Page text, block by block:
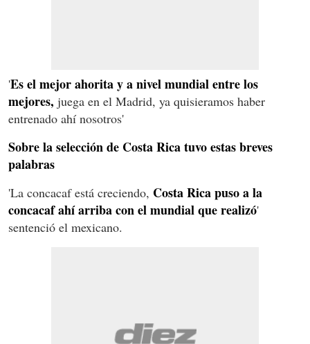
'Es el mejor ahorita y a nivel mundial entre los
mejores, juega en el Madrid, ya quisieramos haber
entrenado ahí nosotros'
Sobre la selección de Costa Rica tuvo estas breves
palabras
'La concacaf está creciendo, Costa Rica puso a la
concacaf ahí arriba con el mundial que realizó'
sentenció el mexicano.